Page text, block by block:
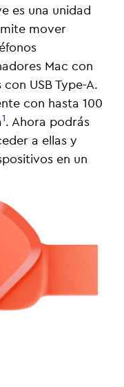
es una unidad
mover
Mac con
USB Type-A.
con hasta 100
1. Ahora podrás
a ellas y
en un